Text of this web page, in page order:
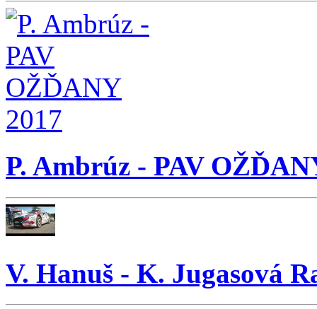
P. Ambrúz - PAV
V. Hanuš - K. Jugasová